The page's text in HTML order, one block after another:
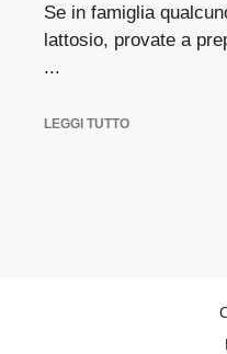
Se in famiglia
lattosio, provate a
...
LEGGI TUTTO